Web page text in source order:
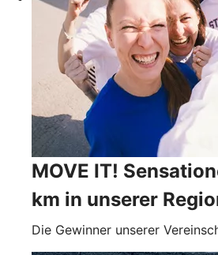
MOVE IT!
km in unserer
Die Gewinner unserer